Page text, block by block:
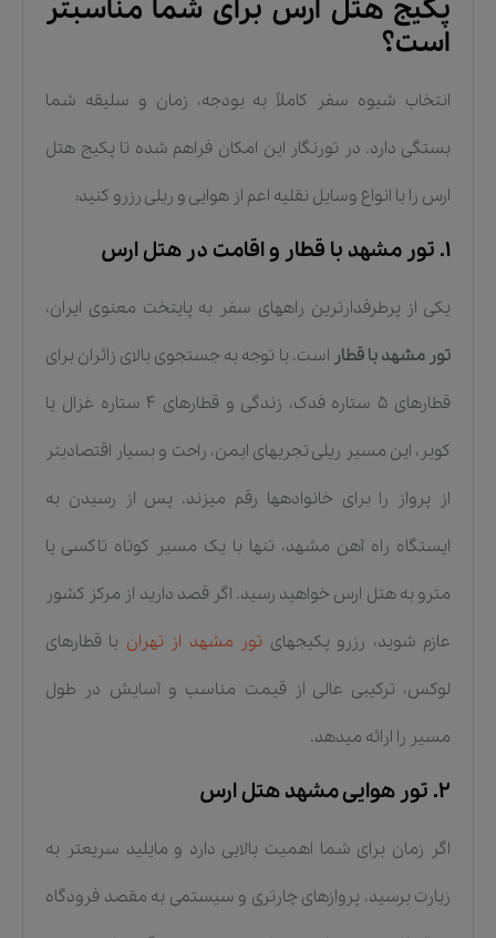
پکیج هتل ارس برای شما مناسبتر
است؟
انتخاب شیوه سفر کاملاً به بودجه، زمان و سلیقه شما
بستگی دارد. در تورنگار این امکان فراهم شده تا پکیج هتل
ارس را با انواع وسایل نقلیه اعم از هوایی و ریلی رزرو کنید:
۱. تور مشهد با قطار و اقامت در هتل ارس
یکی از پرطرفدارترین راههای سفر به پایتخت معنوی ایران،
تور مشهد با قطار است. با توجه به جستجوی بالای زائران برای
قطارهای ۵ ستاره فدک، زندگی و قطارهای ۴ ستاره غزال یا
کویر، این مسیر ریلی تجربهای ایمن، راحت و بسیار اقتصادیتر
از پرواز را برای خانوادهها رقم میزند. پس از رسیدن به
ایستگاه راه آهن مشهد، تنها با یک مسیر کوتاه تاکسی یا
مترو به هتل ارس خواهید رسید. اگر قصد دارید از مرکز کشور
عازم شوید، رزرو پکیجهای تور مشهد از تهران با قطارهای
لوکس، ترکیبی عالی از قیمت مناسب و آسایش در طول
مسیر را ارائه میدهد.
۲. تور هوایی مشهد هتل ارس
اگر زمان برای شما اهمیت بالایی دارد و مایلید سریعتر به
زیارت برسید، پروازهای چارتری و سیستمی به مقصد فرودگاه